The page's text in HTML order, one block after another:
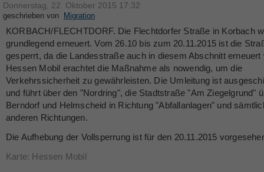
Donnerstag, 22. Oktober 2015 17:32
geschrieben von Migration
KORBACH/FLECHTDORF. Die Flechtdorfer Straße in Korbach
grundlegend erneuert. Vom 26.10 bis zum 20.11.2015 ist die
gesperrt, da die Landesstraße auch in diesem Abschnitt erneuert
Hessen Mobil erachtet die Maßnahme als nowendig, um die
Verkehrssicherheit zu gewährleisten. Die Umleitung ist
und führt über den "Nordring", die Stadtstraße "Am Ziegelgrund"
Berndorf und Helmscheid in Richtung "Abfallanlagen" und
anderen Richtungen.
Die Aufhebung der Vollsperrung ist für den 20.11.2015
Karte: Hessen Mobil